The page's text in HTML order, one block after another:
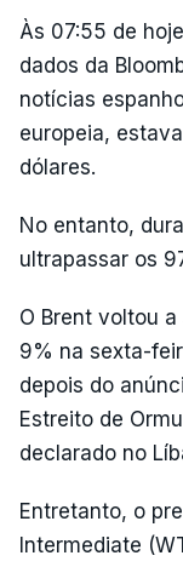
Às 07:55 de
dados da
notícias
europeia,
dólares.
No entanto,
ultrapassar os
O Brent voltou
9% na sexta-
depois do
Estreito de
declarado no
Entretanto, o
Intermediate